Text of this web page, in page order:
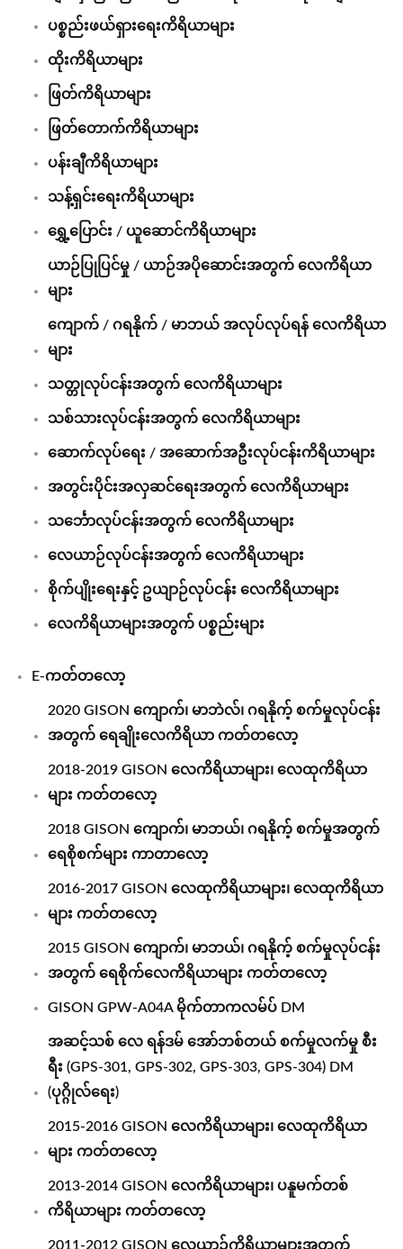
ပစ္စည်းဖယ်ရှားရေးကိရိယာများ
ထိုးကိရိယာများ
ဖြတ်ကိရိယာများ
ဖြတ်တောက်ကိရိယာများ
ပန်းချီကိရိယာများ
သန့်ရှင်းရေးကိရိယာများ
ရွှေ့ပြောင်း / ယူဆောင်ကိရိယာများ
ယာဉ်ပြုပြင်မှု / ယာဉ်အပိုဆောင်းအတွက် လေကိရိယာ
များ
ကျောက် / ဂရနိုက် / မာဘယ် အလုပ်လုပ်ရန် လေကိရိယာ
များ
သတ္တုလုပ်ငန်းအတွက် လေကိရိယာများ
သစ်သားလုပ်ငန်းအတွက် လေကိရိယာများ
ဆောက်လုပ်ရေး / အဆောက်အဦးလုပ်ငန်းကိရိယာများ
အတွင်းပိုင်းအလှဆင်ရေးအတွက် လေကိရိယာများ
သင်္ဘောလုပ်ငန်းအတွက် လေကိရိယာများ
လေယာဉ်လုပ်ငန်းအတွက် လေကိရိယာများ
စိုက်ပျိုးရေးနှင့် ဥယျာဉ်လုပ်ငန်း လေကိရိယာများ
လေကိရိယာများအတွက် ပစ္စည်းများ
E-ကတ်တလော့
2020 GISON ကျောက်၊ မာဘဲလ်၊ ဂရနိုက့် စက်မှုလုပ်ငန်း
အတွက် ရေချိုးလေကိရိယာ ကတ်တလော့
2018-2019 GISON လေကိရိယာများ၊ လေထုကိရိယာ
များ ကတ်တလော့
2018 GISON ကျောက်၊ မာဘယ်၊ ဂရနိုက့် စက်မှုအတွက်
ရေစိုစက်များ ကာတာလော့
2016-2017 GISON လေထုကိရိယာများ၊ လေထုကိရိယာ
များ ကတ်တလော့
2015 GISON ကျောက်၊ မာဘယ်၊ ဂရနိုက့် စက်မှုလုပ်ငန်း
အတွက် ရေစိုက်လေကိရိယာများ ကတ်တလော့
GISON GPW-A04A မိုက်တာကလမ်ပ် DM
အဆင့်သစ် လေ ရန်ဒမ် အော်ဘစ်တယ် စက်မှုလက်မှု စီး
ရီး (GPS-301, GPS-302, GPS-303, GPS-304) DM
(ပုဂ္ဂိုလ်ရေး)
2015-2016 GISON လေကိရိယာများ၊ လေထုကိရိယာ
များ ကတ်တလော့
2013-2014 GISON လေကိရိယာများ၊ ပနူမက်တစ်
ကိရိယာများ ကတ်တလော့
2011-2012 GISON လေယာဉ်ကိရိယာများအတွက်